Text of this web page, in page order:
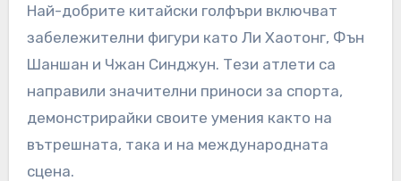
Най-добрите китайски голфъри включват
забележителни фигури като Ли Хаотонг, Фън
Шаншан и Чжан Синджун. Тези атлети са
направили значителни приноси за спорта,
демонстрирайки своите умения както на
вътрешната, така и на международната
сцена.